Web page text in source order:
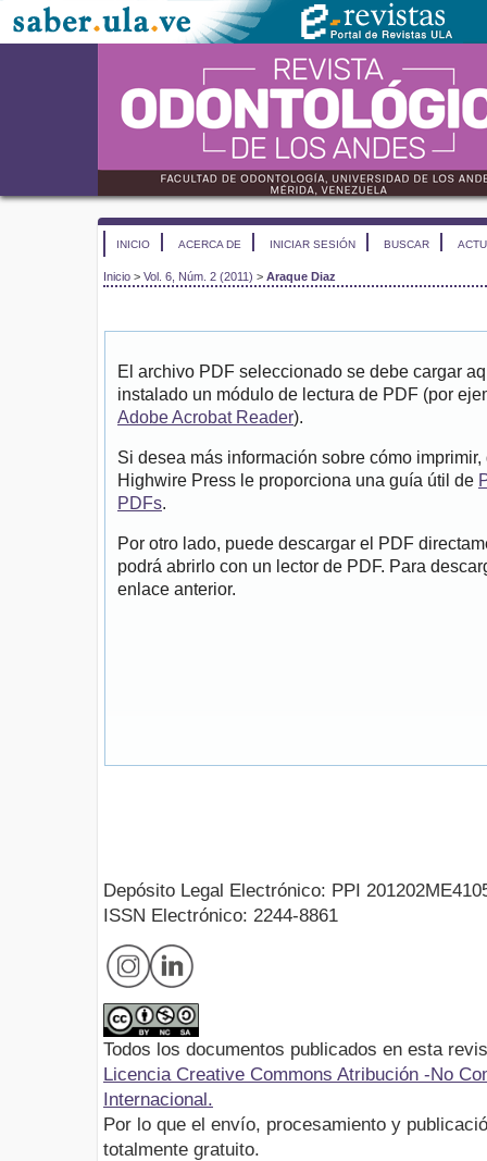
INICIO ACERCA DE INICIAR SESIÓN BUSCAR
Inicio > Vol. 6, Núm. 2 (2011) > Araque Diaz
El archivo PDF seleccionado se debe cargar
instalado un módulo de lectura de PDF (por
Adobe Acrobat Reader).
Si desea más información sobre cómo
Highwire Press le proporciona una guía útil de
PDFs.
Por otro lado, puede descargar el PDF
podrá abrirlo con un lector de PDF. Para
enlace anterior.
Depósito Legal Electrónico: PPI
ISSN Electrónico: 2244-8861
Todos los documentos publicados en esta
Licencia Creative Commons Atribución -No
Internacional.
Por lo que el envío, procesamiento y
totalmente gratuito.